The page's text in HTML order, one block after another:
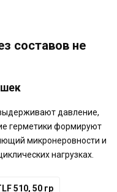
составов не
давление,
герметики формируют
микронеровности и
нагрузках.